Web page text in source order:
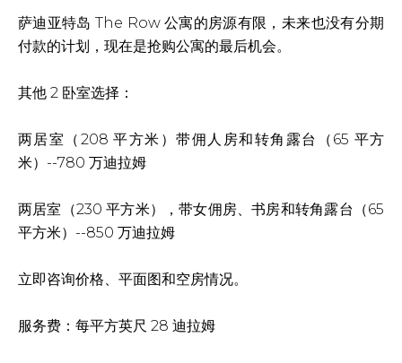
萨迪亚特岛 The Row 公寓的房源有限，未来也没有分期
付款的计划，现在是抢购公寓的最后机会。
其他 2 卧室选择：
两居室（208 平方米）带佣人房和转角露台（65 平方
米）--780 万迪拉姆
两居室（230 平方米），带女佣房、书房和转角露台（65
平方米）--850 万迪拉姆
立即咨询价格、平面图和空房情况。
服务费：每平方英尺 28 迪拉姆